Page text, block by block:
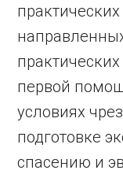
первой
условиях
подготовке
спасению и